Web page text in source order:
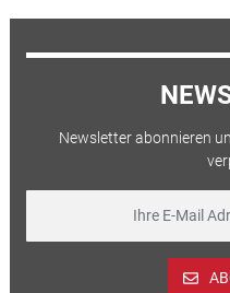
Newsletter abonnieren